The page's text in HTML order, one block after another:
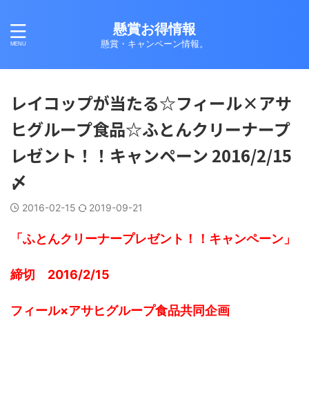
懸賞お得情報
懸賞・キャンペーン情報。
レイコップが当たる☆フィール×アサ
ヒグループ食品☆ふとんクリーナープ
レゼント！！キャンペーン 2016/2/15
〆
2016-02-15 2019-09-21
「ふとんクリーナープレゼント！！キャンペーン」
締切 2016/2/15
フィール×アサヒグループ食品共同企画